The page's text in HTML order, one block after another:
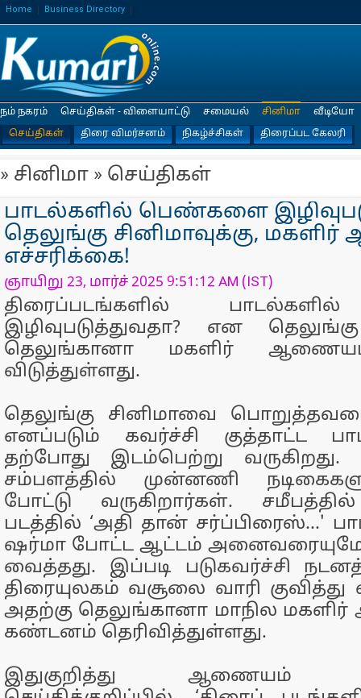
Home Business Directory
நம் நகரம் செய்திகள் - விளையாட்டு சமையல்
சினிமா
செய்திகள்
திரை விமர்சனம் நிகழ்ச்சிகள் திரைப்பட கேலரி
வீடியோ
» சினிமா » செய்திகள்
பாடல்களில் பெண்களை
தெலுங்கு சினிமாவுக்கு,
எச்சரிக்கை!
ஞாயிறு 23, மார்ச் 2025 9:51:12 AM (IST)
திரைப்படங்களில்
இழிவுபடுத்துவதா? என தெலுங்கு
தெலுங்கானா மகளிர்
விடுத்துள்ளது.
தெலுங்கு சினிமாவை
எனப்படும் கவர்ச்சி குத்தாட்ட
தற்போது இடம்பெற்று வருகிறது.
சம்பளத்தில் முன்னணி
போட்டு வருகிறார்கள்.
படத்தில் ‘அதி தான் சர்ப்பிரைஸ்...'
ஷர்மா போட்ட ஆட்டம் அனைவரையுமே
வைத்தது. இப்படி படுகவர்ச்சி
திரையுலகம் வசூலை வாரி
அதற்கு தெலுங்கானா மாநில
கண்டனம் தெரிவித்துள்ளது.
இதுகுறித்து ஆணையம்